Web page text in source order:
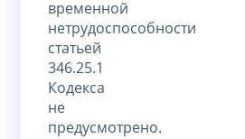
временной
нетрудоспособности
статьей
346.25.1
Кодекса
не
предусмотрено.